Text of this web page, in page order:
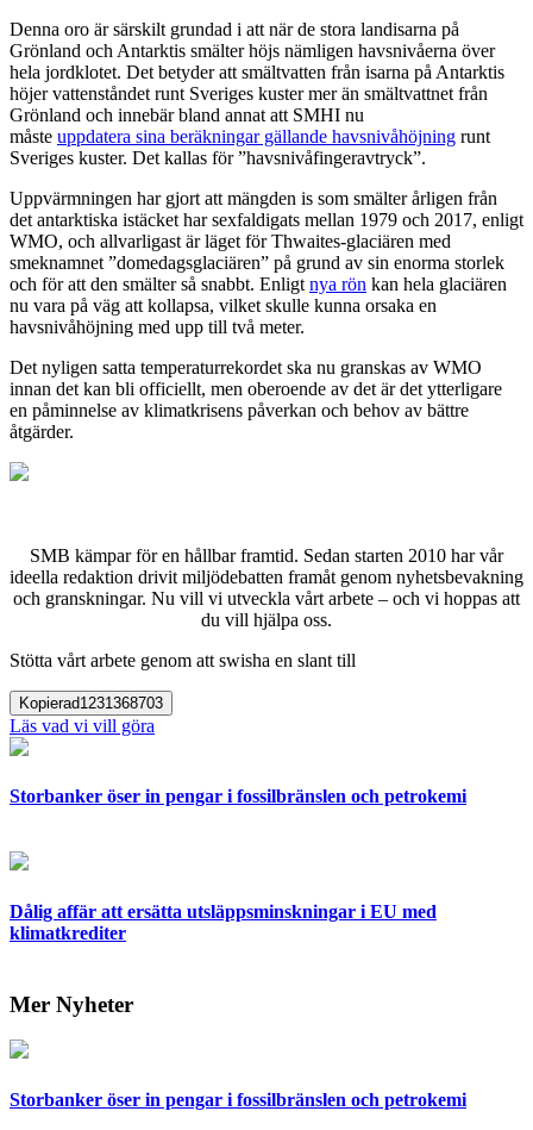
Denna oro är särskilt grundad i att när de stora landisarna på
Grönland och Antarktis smälter höjs nämligen havsnivåerna över
hela jordklotet. Det betyder att smältvatten från isarna på Antarktis
höjer vattenståndet runt Sveriges kuster mer än smältvattnet från
Grönland och innebär bland annat att SMHI nu
måste uppdatera sina beräkningar gällande havsnivåhöjning runt
Sveriges kuster. Det kallas för ”havsnivåfingeravtryck”.
Uppvärmningen har gjort att mängden is som smälter årligen från
det antarktiska istäcket har sexfaldigats mellan 1979 och 2017, enligt
WMO, och allvarligast är läget för Thwaites-glaciären med
smeknamnet ”domedagsglaciären” på grund av sin enorma storlek
och för att den smälter så snabbt. Enligt nya rön kan hela glaciären
nu vara på väg att kollapsa, vilket skulle kunna orsaka en
havsnivåhöjning med upp till två meter.
Det nyligen satta temperaturrekordet ska nu granskas av WMO
innan det kan bli officiellt, men oberoende av det är det ytterligare
en påminnelse av klimatkrisens påverkan och behov av bättre
åtgärder.
SMB kämpar för en hållbar framtid. Sedan starten 2010 har vår
ideella redaktion drivit miljödebatten framåt genom nyhetsbevakning
och granskningar. Nu vill vi utveckla vårt arbete – och vi hoppas att
du vill hjälpa oss.
Stötta vårt arbete genom att swisha en slant till
Kopierad1231368703
Läs vad vi vill göra
Storbanker öser in pengar i fossilbränslen och petrokemi
Dålig affär att ersätta utsläppsminskningar i EU med
klimatkrediter
Mer Nyheter
Storbanker öser in pengar i fossilbränslen och petrokemi